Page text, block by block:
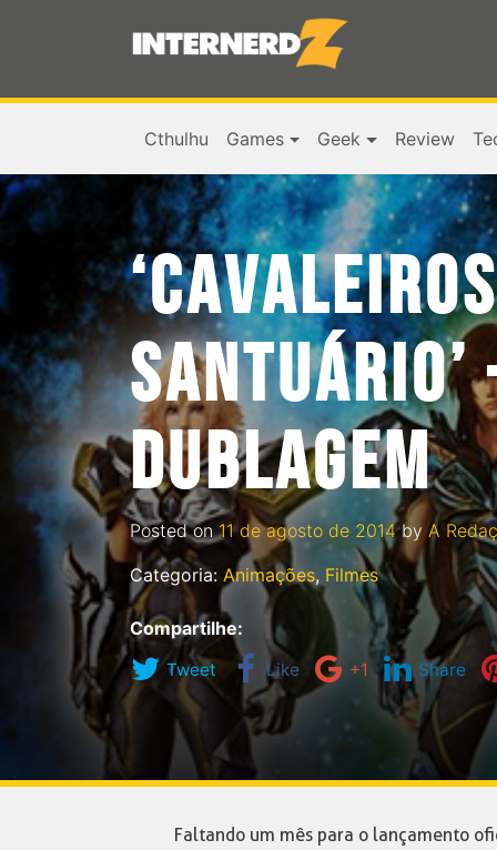
Cthulhu Games Geek Review
DUBLAGEM
Posted on11 de agosto de 2014by A
Categoria: Animações, Filmes
Compartilhe:
Tweet Like +1 Share
Faltando um mês para o lançamento